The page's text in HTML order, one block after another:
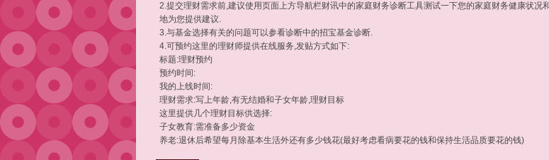
2.提交理财需求前,建议使用页面上方导航栏财讯中的家庭财务诊断工具测试一下您的家庭财务健康状况
地为您提供建议.
3.与基金选择有关的问题可以参看诊断中的招宝基金诊断.
4.可预约这里的理财师提供在线服务,发贴方式如下:
标题:理财预约
预约时间:
我的上线时间:
理财需求:写上年龄,有无结婚和子女年龄,理财目标
这里提供几个理财目标供选择:
子女教育:需准备多少资金
养老:退休后希望每月除基本生活外还有多少钱花(最好考虑看病要花的钱和保持生活品质要花的钱)